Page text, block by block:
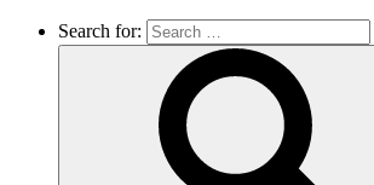
Search for: